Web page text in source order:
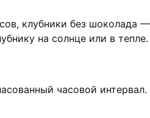
клубники без шоколада
на солнце или в тепле.
часовой